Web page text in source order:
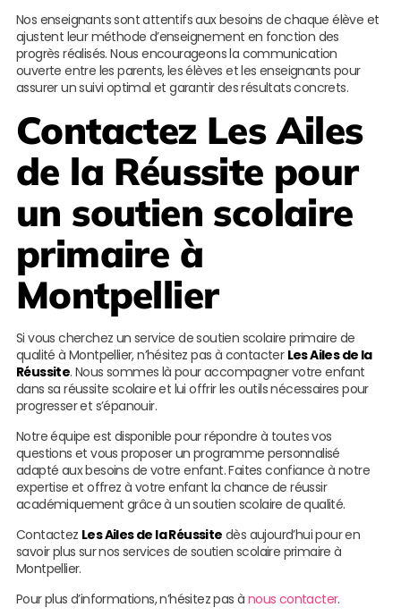
Nos enseignants sont attentifs aux besoins de chaque élève et
ajustent leur méthode d’enseignement en fonction des
progrès réalisés. Nous encourageons la communication
ouverte entre les parents, les élèves et les enseignants pour
assurer un suivi optimal et garantir des résultats concrets.
Contactez Les Ailes
de la Réussite pour
un soutien scolaire
primaire à
Montpellier
Si vous cherchez un service de soutien scolaire primaire de
qualité à Montpellier, n’hésitez pas à contacter Les Ailes de la
Réussite. Nous sommes là pour accompagner votre enfant
dans sa réussite scolaire et lui offrir les outils nécessaires pour
progresser et s’épanouir.
Notre équipe est disponible pour répondre à toutes vos
questions et vous proposer un programme personnalisé
adapté aux besoins de votre enfant. Faites confiance à notre
expertise et offrez à votre enfant la chance de réussir
académiquement grâce à un soutien scolaire de qualité.
Contactez Les Ailes de la Réussite dès aujourd’hui pour en
savoir plus sur nos services de soutien scolaire primaire à
Montpellier.
Pour plus d’informations, n’hésitez pas à nous contacter.